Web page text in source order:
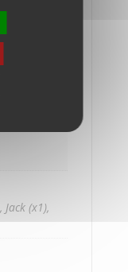
Jack (x1),